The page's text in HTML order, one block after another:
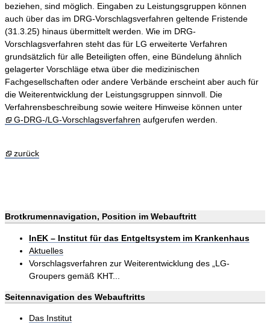
beziehen, sind möglich. Eingaben zu Leistungsgruppen können
auch über das im DRG-Vorschlagsverfahren geltende Fristende
(31.3.25) hinaus übermittelt werden. Wie im DRG-
Vorschlagsverfahren steht das für LG erweiterte Verfahren
grundsätzlich für alle Beteiligten offen, eine Bündelung ähnlich
gelagerter Vorschläge etwa über die medizinischen
Fachgesellschaften oder andere Verbände erscheint aber auch für
die Weiterentwicklung der Leistungsgruppen sinnvoll. Die
Verfahrensbeschreibung sowie weitere Hinweise können unter
G-DRG-/LG-Vorschlagsverfahren aufgerufen werden.
zurück
Brotkrumennavigation, Position im Webauftritt
InEK – Institut für das Entgeltsystem im Krankenhaus
Aktuelles
Vorschlagsverfahren zur Weiterentwicklung des „LG-
Groupers gemäß KHT...
Seitennavigation des Webauftritts
Das Institut